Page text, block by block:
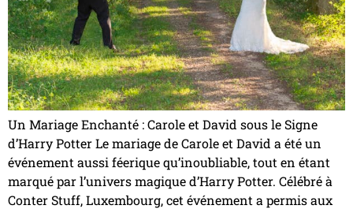
Un Mariage Enchanté : Carole et David sous le Signe
d’Harry Potter Le mariage de Carole et David a été un
événement aussi féerique qu’inoubliable, tout en étant
marqué par l’univers magique d’Harry Potter. Célébré à
Conter Stuff, Luxembourg, cet événement a permis aux